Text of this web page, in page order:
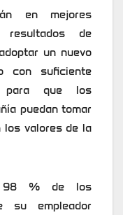
en mejores
resultados de
un nuevo
con suficiente
para que los
puedan tomar
los valores de la
98 % de los
su empleador